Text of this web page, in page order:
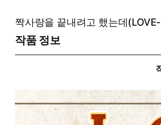
짝사랑을 끝내려고 했는데
작품 정보